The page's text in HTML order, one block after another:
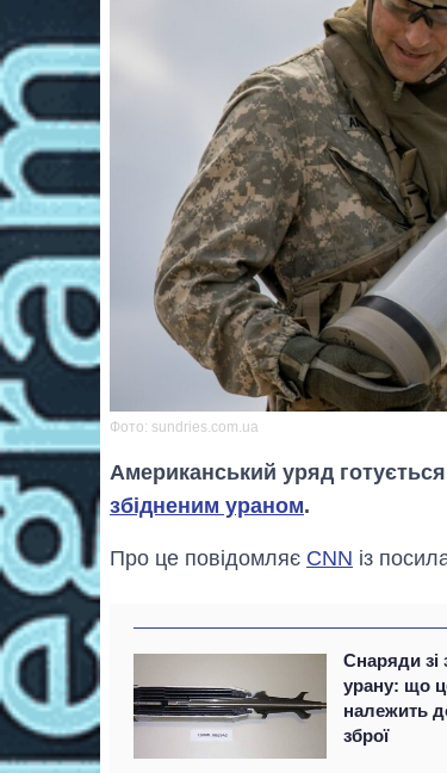
Фото: sundries.com.ua
Американський уряд
збідненим ураном.
Про це повідомляє CNN із
Снаряди зі
урану: що
належить
зброї